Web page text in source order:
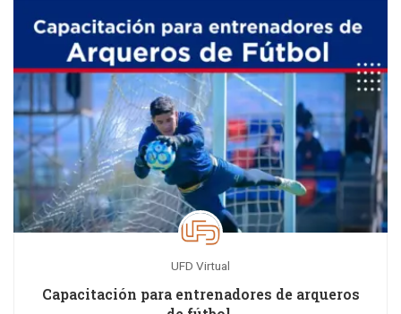
UFD Virtual
Capacitación para entrenadores de arqueros